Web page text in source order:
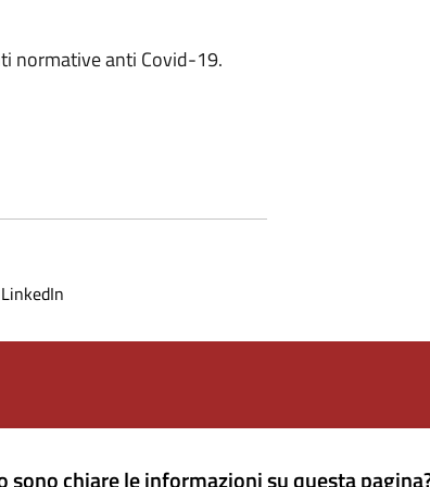
normative anti Covid-19.
LinkedIn
sono chiare le informazioni su questa